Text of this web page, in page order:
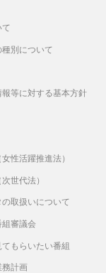
て
別について
等に対する基本方針
性活躍推進法）
世代法）
取扱いについて
審議会
もらいたい番組
務計画